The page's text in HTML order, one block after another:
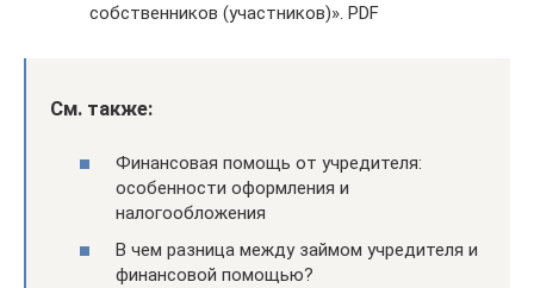
собственников (участников)». PDF
См. также:
Финансовая помощь от учредителя:
особенности оформления и
налогообложения
В чем разница между займом учредителя и
финансовой помощью?